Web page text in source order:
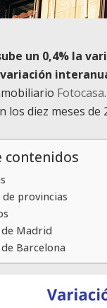
un 0,4% la
variación
Fotocasa
los diez meses de
contenidos
de provincias
Madrid
Barcelona